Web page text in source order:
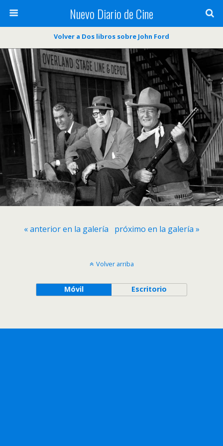
Nuevo Diario de Cine
Volver a Dos libros sobre John Ford
« anterior en la galería próximo en la galería »
Volver arriba
Móvil Escritorio